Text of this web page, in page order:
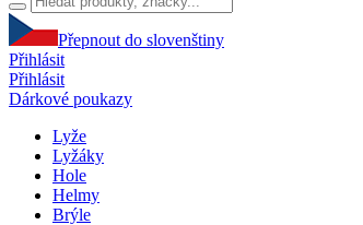
Přepnout do slovenštiny
Přihlásit
Přihlásit
Dárkové poukazy
Lyže
Lyžáky
Hole
Helmy
Brýle